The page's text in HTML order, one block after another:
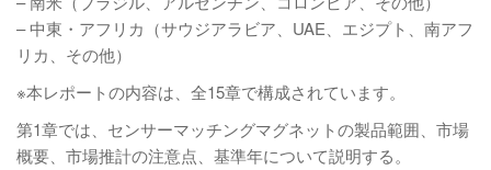
– 中東・アフリカ（サウジアラビア、UAE、エジプト、南アフ
リカ、その他）
※本レポートの内容は、全15章で構成されています。
第1章では、センサーマッチングマグネットの製品範囲、市場
概要、市場推計の注意点、基準年について説明する。